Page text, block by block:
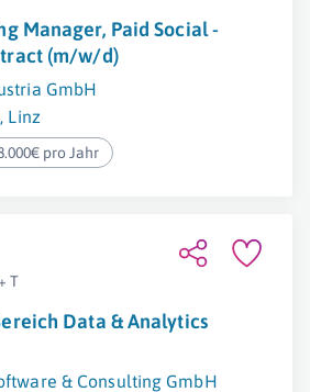
Manager, Paid Social -
(m/w/d)
GmbH
, Linz
pro Jahr
T
Data & Analytics
& Consulting GmbH